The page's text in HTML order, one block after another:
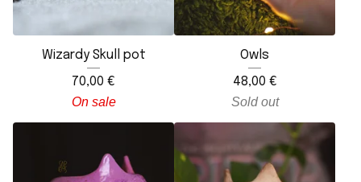
Wizardy Skull pot
70,00 €
On sale
Owls
48,00 €
Sold out